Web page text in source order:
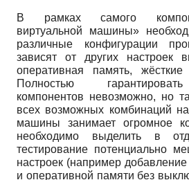
В рамках самого
виртуальной машины»
различные конфигурации
зависят от других настроек
оперативная память,
Полностью
компонентов невозможно, но
всех возможных комбинаций
машины занимает огромное
необходимо выделить в
тестирование потенциально
настроек (например
и оперативной памяти без